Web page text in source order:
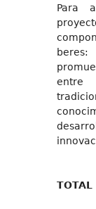
Para
entre
TOTAL